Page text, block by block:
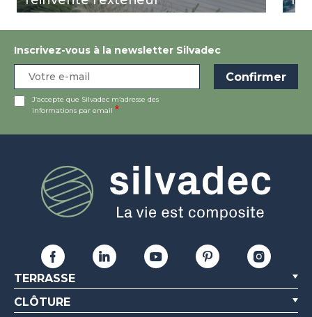
Inscrivez-vous à la newsletter Silvadec
J’accepte que Silvadec m’adresse des
informations par email
TERRASSE
CLÔTURE